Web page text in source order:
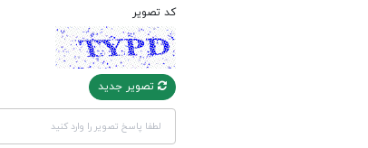
کد تصویر
تصویر جدید